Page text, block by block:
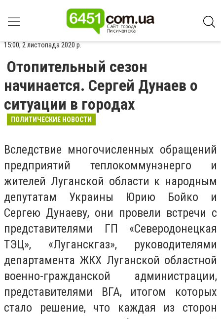
15:00, 2 листопада 2020 р.
Отопительный сезон
начинается. Сергей Дунаев о
ситуации в городах
ПОЛИТИЧЕСКИЕ НОВОСТИ
Вследствие многочисленных обращений
предприятий теплокоммунэнерго и
жителей Луганской области к народным
депутатам Украины Юрию Бойко и
Сергею Дунаеву, они провели встречи с
представителями ГП «Северодонецкая
ТЭЦ», «Луганскгаз», руководителями
департамента ЖКХ Луганской областной
военно-гражданской администрации,
представителями ВГА, итогом которых
стало решение, что каждая из сторон